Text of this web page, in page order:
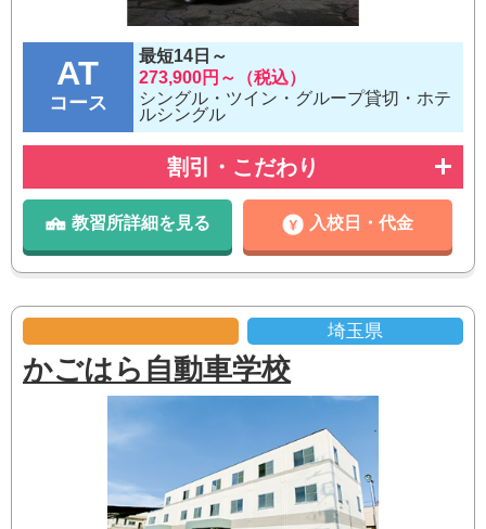
AT
コース
最短14日～
273,900円～（税込）
シングル・ツイン・グループ貸切・ホテ
ルシングル
割引・こだわり
教習所詳細を見る 入校日・代金
埼玉県
かごはら自動車学校